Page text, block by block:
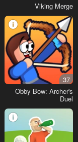
Viking Merge
37
Obby Bow: Archer's
Duel